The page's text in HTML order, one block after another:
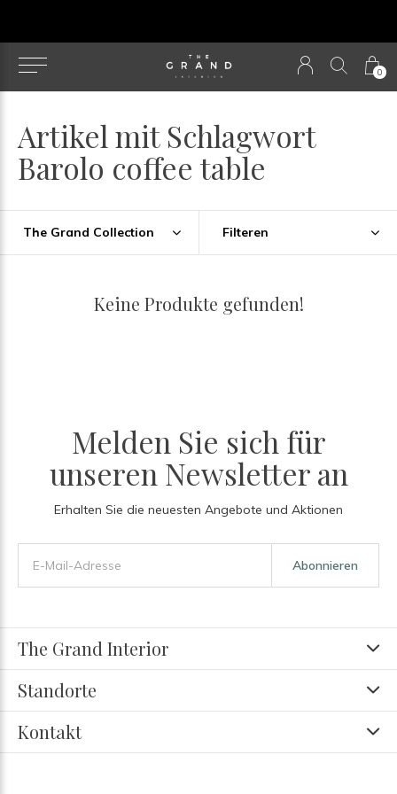
0
Artikel mit Schlagwort
Barolo coffee table
The Grand Collection Filteren
Keine Produkte gefunden!
Melden Sie sich für
unseren Newsletter an
Erhalten Sie die neuesten Angebote und Aktionen
Abonnieren
The Grand Interior
Standorte
Kontakt